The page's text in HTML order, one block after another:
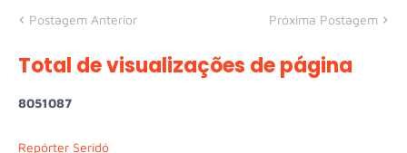
Postagem Anterior Próxima Postagem
Total de visualizações de página
8051087
Repórter Seridó